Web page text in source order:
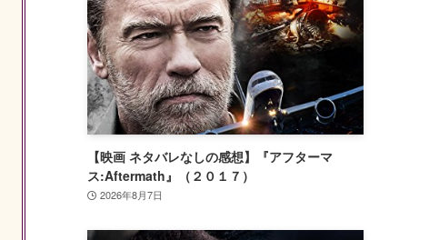
【映画 ネタバレなしの感想】『アフターマ
ス:Aftermath』（２０１７）
2026年8月7日